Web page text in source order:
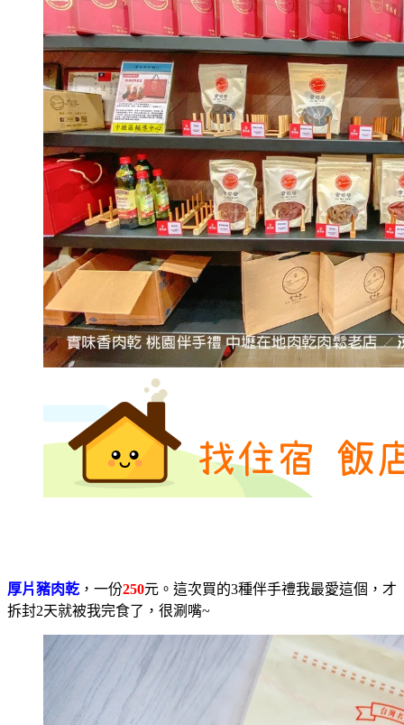
厚片豬肉乾 ，一份250元。這次買的3種伴手禮我最愛這個，才
拆封2天就被我完食了，很涮嘴~